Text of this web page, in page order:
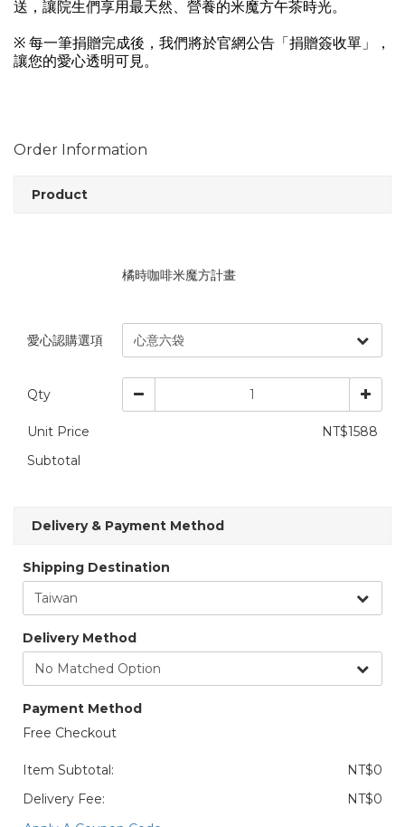
送，讓院生們享用最天然、營養的米魔方午茶時光。
※ 每一筆捐贈完成後，我們將於官網公告「捐贈簽收單」，
讓您的愛心透明可見。
Order Information
Product
橘時咖啡米魔方計畫
愛心認購選項
Qty
Unit Price
NT$1588
Subtotal
Delivery & Payment Method
Shipping Destination
Delivery Method
Payment Method
Free Checkout
Item Subtotal:
NT$0
Delivery Fee:
NT$0